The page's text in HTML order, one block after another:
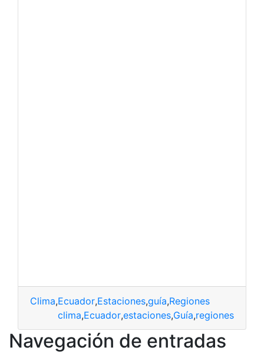
Clima,Ecuador,Estaciones,guía,Regiones
clima,Ecuador,estaciones,Guía,regiones
Navegación de entradas